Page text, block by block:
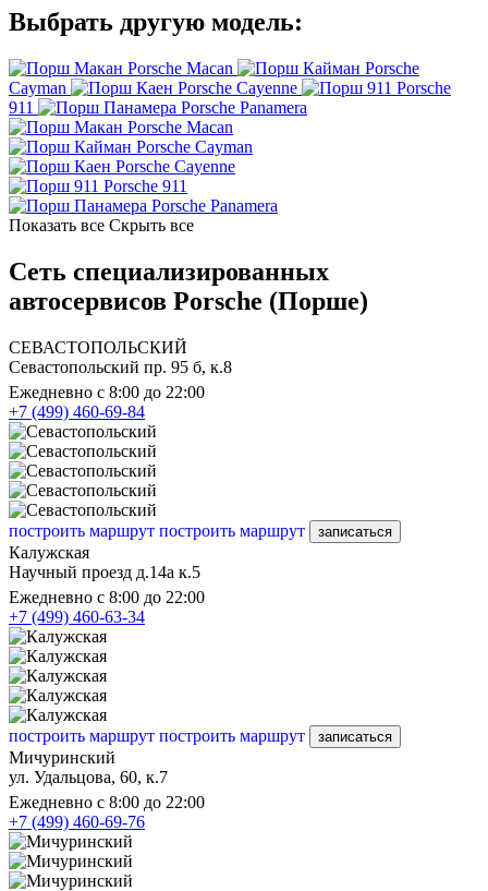
Выбрать другую модель:
Porsche Macan
Porsche
Cayman
Porsche Cayenne
Porsche
911
Porsche Panamera
Porsche Macan
Porsche Cayman
Porsche Cayenne
Porsche 911
Porsche Panamera
Показать все Скрыть все
Сеть специализированных
автосервисов Porsche (Порше)
СЕВАСТОПОЛЬСКИЙ
Севастопольский пр. 95 б, к.8
Ежедневно с 8:00 до 22:00
+7 (499) 460-69-84
построить маршрут построить маршрут записаться
Калужская
Научный проезд д.14а к.5
Ежедневно с 8:00 до 22:00
+7 (499) 460-63-34
построить маршрут построить маршрут записаться
Мичуринский
ул. Удальцова, 60, к.7
Ежедневно с 8:00 до 22:00
+7 (499) 460-69-76